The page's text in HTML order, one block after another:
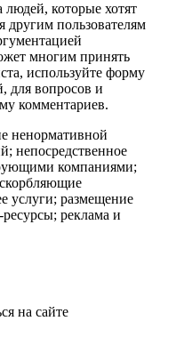
которые хотят
другим пользователям
многим принять
используйте форму
для вопросов и
комментариев.
ненормативной
непосредственное
компаниями;
услуги; размещение
реклама и
на сайте